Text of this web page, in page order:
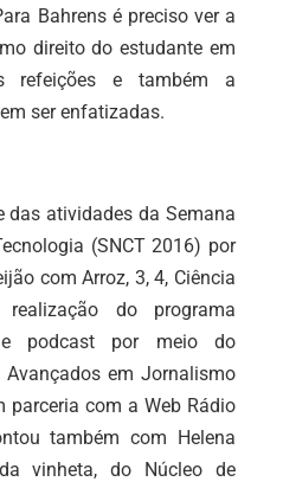
Bahrens é preciso ver a
direito do estudante em
refeições e também a
ser enfatizadas.
das atividades da Semana
(SNCT 2016) por
com Arroz, 3, 4, Ciência
do programa
podcast por meio do
em Jornalismo
parceria com a Web Rádio
também com Helena
vinheta, do Núcleo de